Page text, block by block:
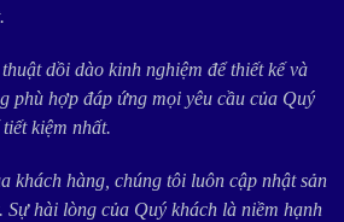
dồi dào kinh nghiệm để thiết kế và
phù hợp đáp ứng mọi yêu cầu của Quý
kiệm nhất.
khách hàng, chúng tôi luôn cập nhật sản
Sự hài lòng của Quý khách là niềm hạnh